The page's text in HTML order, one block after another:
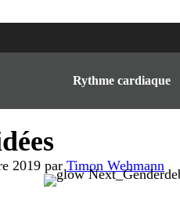
Rythme cardiaque
2019 parTimon Wehmann